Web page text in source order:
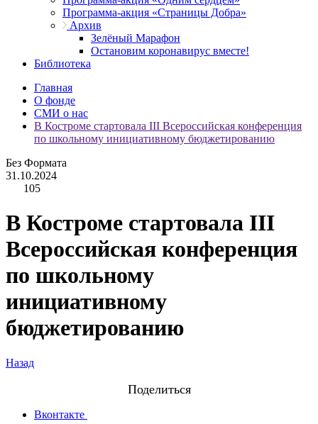
Программа-акция «Страницы Добра»
Архив
Зелёный Марафон
Остановим коронавирус вместе!
Библиотека
Главная
О фонде
СМИ о нас
В Костроме стартовала III Всероссийская конференция
по школьному инициативному бюджетированию
Без Формата
31.10.2024
105
В Костроме стартовала III
Всероссийская конференция
по школьному
инициативному
бюджетированию
Назад
Поделиться
Вконтакте